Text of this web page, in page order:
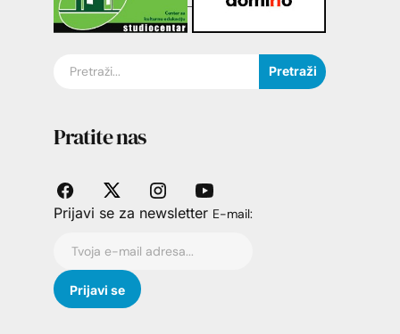
Pretraži
Pratite nas
Prijavi se za newsletter E-mail: